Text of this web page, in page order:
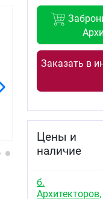
Вертекс
таблетки 5мг
№60
Заказать в
Цены и
наличие
б.
Архитекторов,